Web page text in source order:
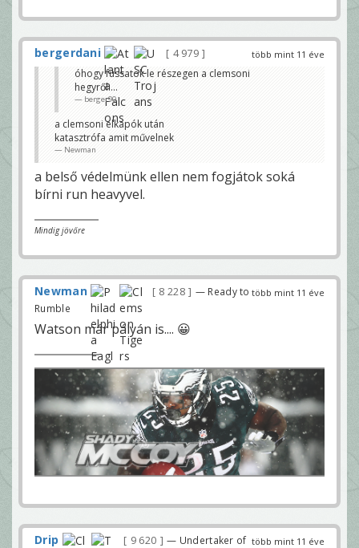
több mint 11 éve
bergerdani
4 979
óhogy fussatok le részegen a clemsoni
hegyről....
berger90
a clemsoni elkapók után
katasztrófa amit művelnek
Newman
a belső védelmünk ellen nem fogjátok soká
bírni run heavyvel.
Mindig jövőre
több mint 11 éve
Newman 8 228
— Ready to
Rumble
Watson már pályán is.... 😀
több mint 11 éve
Drip 9 620
— Undertaker of